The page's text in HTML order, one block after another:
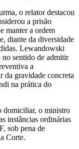
o relator destacou
a prisão
manter a ordem
diante da diversidade
Lewandowski
sentido de admitir
a
da gravidade concreta
na prática do
domiciliar, o ministro
instâncias ordinárias
sob pena de
Corte.